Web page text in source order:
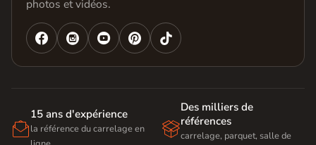
photos et vidéos.
   

15 ans d'expérience
la référence du carrelage en

Des milliers de
références
carrelage, parquet, salle de